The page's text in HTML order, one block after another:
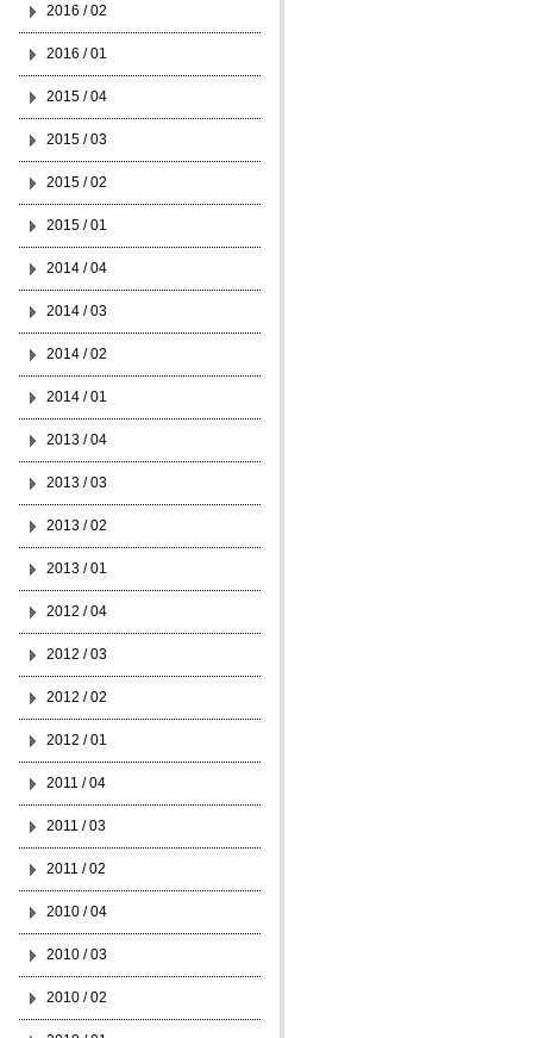
2016 / 02
2016 / 01
2015 / 04
2015 / 03
2015 / 02
2015 / 01
2014 / 04
2014 / 03
2014 / 02
2014 / 01
2013 / 04
2013 / 03
2013 / 02
2013 / 01
2012 / 04
2012 / 03
2012 / 02
2012 / 01
2011 / 04
2011 / 03
2011 / 02
2010 / 04
2010 / 03
2010 / 02